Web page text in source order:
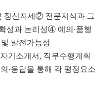
신자세 ② 전문지식과 그
성과 논리성④ 예의·품행
발전가능성
기소개서, 직무수행계획
·응답을 통해 각 평정요소